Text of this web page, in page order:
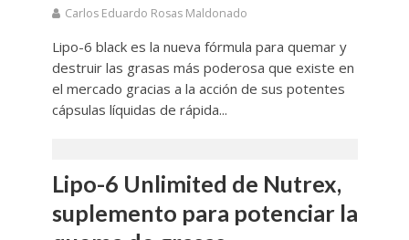
Carlos Eduardo Rosas Maldonado
Lipo-6 black es la nueva fórmula para quemar y
destruir las grasas más poderosa que existe en
el mercado gracias a la acción de sus potentes
cápsulas líquidas de rápida...
Lipo-6 Unlimited de Nutrex,
suplemento para potenciar la